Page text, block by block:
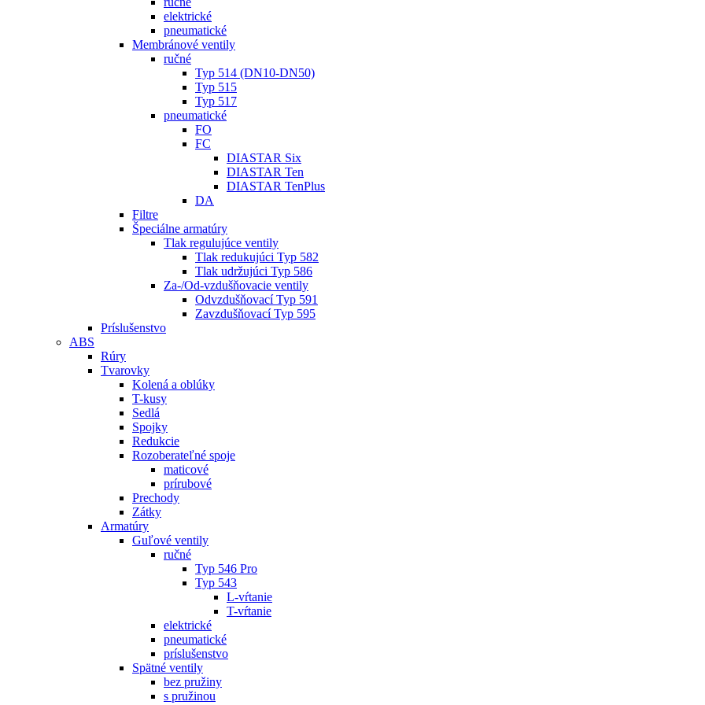
elektrické
pneumatické
Membránové ventily
ručné
Typ 514 (DN10-DN50)
Typ 515
Typ 517
pneumatické
FO
FC
DIASTAR Six
DIASTAR Ten
DIASTAR TenPlus
DA
Filtre
Špeciálne armatúry
Tlak regulujúce ventily
Tlak redukujúci Typ 582
Tlak udržujúci Typ 586
Za-/Od-vzdušňovacie ventily
Odvzdušňovací Typ 591
Zavzdušňovací Typ 595
Príslušenstvo
ABS
Rúry
Tvarovky
Kolená a oblúky
T-kusy
Sedlá
Spojky
Redukcie
Rozoberateľné spoje
maticové
prírubové
Prechody
Zátky
Armatúry
Guľové ventily
ručné
Typ 546 Pro
Typ 543
L-vŕtanie
T-vŕtanie
elektrické
pneumatické
príslušenstvo
Spätné ventily
bez pružiny
s pružinou